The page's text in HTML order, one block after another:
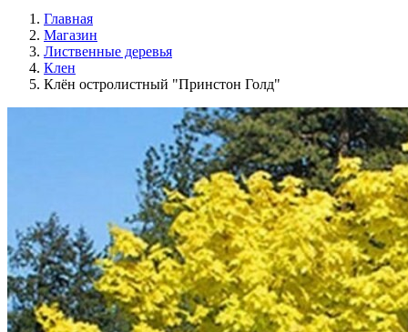
Главная
Магазин
Лиственные деревья
Клен
Клён остролистный "Принстон Голд"